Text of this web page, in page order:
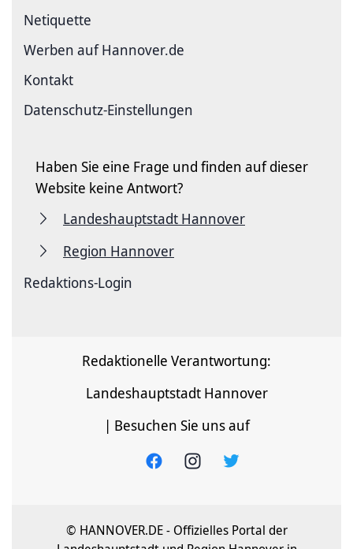
Netiquette
Werben auf Hannover.de
Kontakt
Datenschutz-Einstellungen
Haben Sie eine Frage und finden auf dieser
Website keine Antwort?
Landeshauptstadt Hannover
Region Hannover
Redaktions-Login
Redaktionelle Verantwortung:
Landeshauptstadt Hannover
| Besuchen Sie uns auf
© HANNOVER.DE - Offizielles Portal der